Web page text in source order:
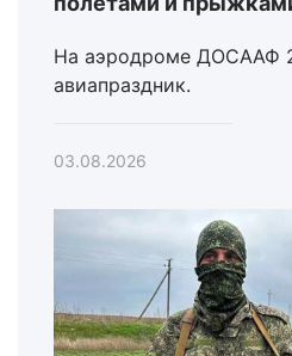
На аэродроме ДОСААФ
авиапраздник.
03.08.2026